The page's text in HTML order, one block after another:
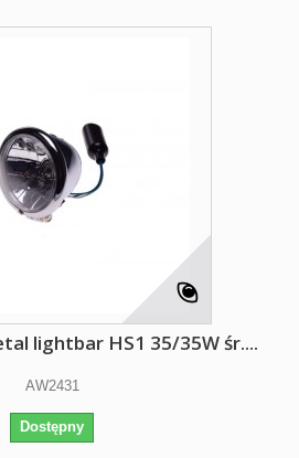
lightbar HS1 35/35W śr....
AW2431
Dostępny